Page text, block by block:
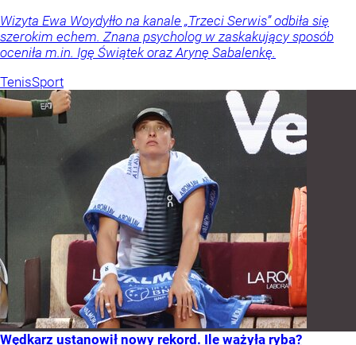
Wizyta Ewa Woydyłło na kanale „Trzeci Serwis” odbiła się
szerokim echem. Znana psycholog w zaskakujący sposób
oceniła m.in. Igę Świątek oraz Arynę Sabalenkę.
TenisSport
Wędkarz ustanowił nowy rekord. Ile ważyła ryba?